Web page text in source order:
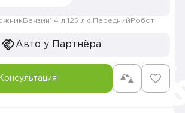
Бензин1.4 л. 125 л.с. Передний Робот
Авто у Партнёра
Консультация